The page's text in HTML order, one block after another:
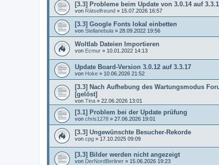
[3.3] Probleme beim Update von 3.0.14 auf
von Rätselfreund » 15.07.2026 16:57
[3.3] Google Fonts lokal einbetten
von Stellanebula » 28.09.2022 19:56
Woltlab Dateien Importieren
von Ecmur » 10.01.2022 14:13
Update Board-Version 3.0.12 auf 3.3.17
von Hoke » 10.06.2026 21:52
[3.3] Nach Aufhebung des Wartungsmodus
[gelöst]
von Tina » 22.06.2026 13:01
[3.1] Problem bei der Update prüfung
von chris1278 » 27.06.2026 19:01
[3.3] Ungewünschte Besucher-Rekorde
von cpg » 17.10.2025 09:09
[3.3] Bilder werden nicht angezeigt
von DerNordBerliner » 15.06.2026 19:23